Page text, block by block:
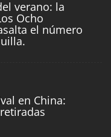
verano: la
Ocho
el número
en China: